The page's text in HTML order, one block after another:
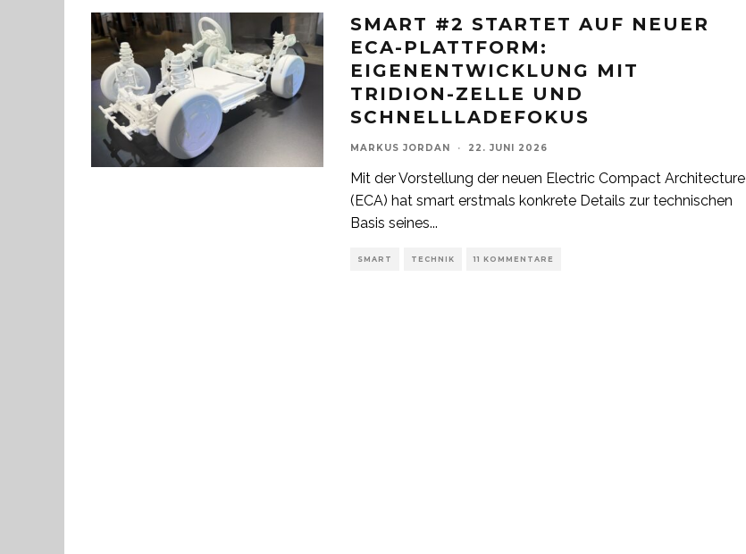
SMART #2 STARTET AUF NEUER
ECA-PLATTFORM:
EIGENENTWICKLUNG MIT
TRIDION-ZELLE UND
SCHNELLLADEFOKUS
MARKUS JORDAN · 22. JUNI 2026
Mit der Vorstellung der neuen Electric Compact Architecture
(ECA) hat smart erstmals konkrete Details zur technischen
Basis seines...
SMART TECHNIK 11 KOMMENTARE